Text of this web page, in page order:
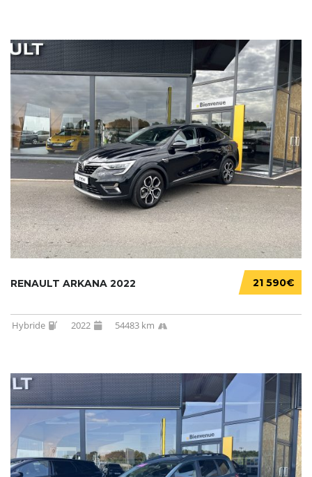
21 590€
RENAULT ARKANA 2022
Hybride 2022 54483 km